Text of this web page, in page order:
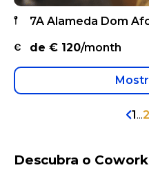
7A Alameda Dom
de € 120/month
1...
Descubra o